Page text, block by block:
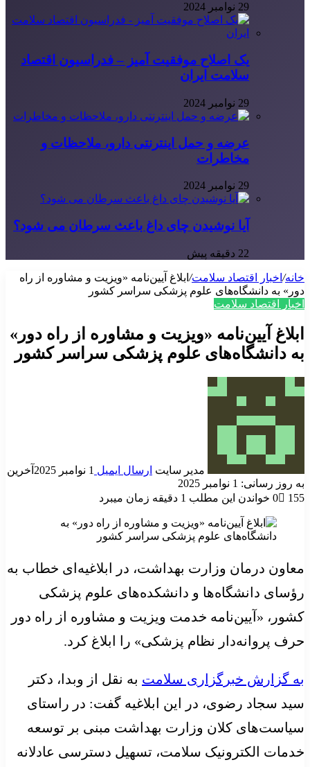
29 نوامبر 2024
یک اصلاح موفقیت آمیز – فدراسیون اقتصاد
سلامت ایران
29 نوامبر 2024
عرضه و حمل اینترنتی دارو، ملاحظات و
مخاطرات
29 نوامبر 2024
آیا نوشیدن چای داغ باعث سرطان می شود؟
22 دقیقه پیش
خانه/ اخبار اقتصاد سلامت/ ابلاغ آیین‌نامه «ویزیت و مشاوره از راه
دور» به دانشگاه‌های علوم پزشکی سراسر کشور
اخبار اقتصاد سلامت
ابلاغ آیین‌نامه «ویزیت و مشاوره از راه دور»
به دانشگاه‌های علوم پزشکی سراسر کشور
مدیر سایت ارسال ایمیل 1 نوامبر 2025
آخرین
به روز رسانی: 1 نوامبر 2025
0
155 خواندن این مطلب 1 دقیقه زمان میبرد
معاون درمان وزارت بهداشت، در ابلاغیه‌ای خطاب به
رؤسای دانشگاه‌ها و دانشکده‌های علوم پزشکی
کشور، «آیین‌نامه خدمت ویزیت و مشاوره از راه دور
حرف پروانه‌دار نظام پزشکی» را ابلاغ کرد.
به گزارش خبرگزاری سلامت به نقل از وبدا، دکتر
سید سجاد رضوی، در این ابلاغیه گفت: در راستای
سیاست‌های کلان وزارت بهداشت مبنی بر توسعه
خدمات الکترونیک سلامت، تسهیل دسترسی عادلانه